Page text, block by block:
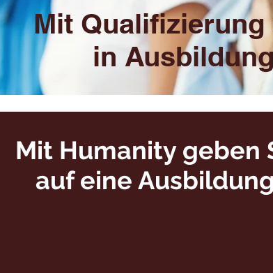
Mit
in
Mit Humanity geben
auf eine